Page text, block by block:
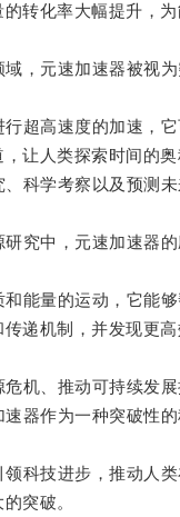
的转化率大幅提升，
元速加速器被视为
高速度的加速，它
让人类探索时间的奥
学考察以及预测未
中，元速加速器的
量的运动，它能够
递机制，并发现更
、推动可持续发展
作为一种突破性的
技进步，推动人类
突破。